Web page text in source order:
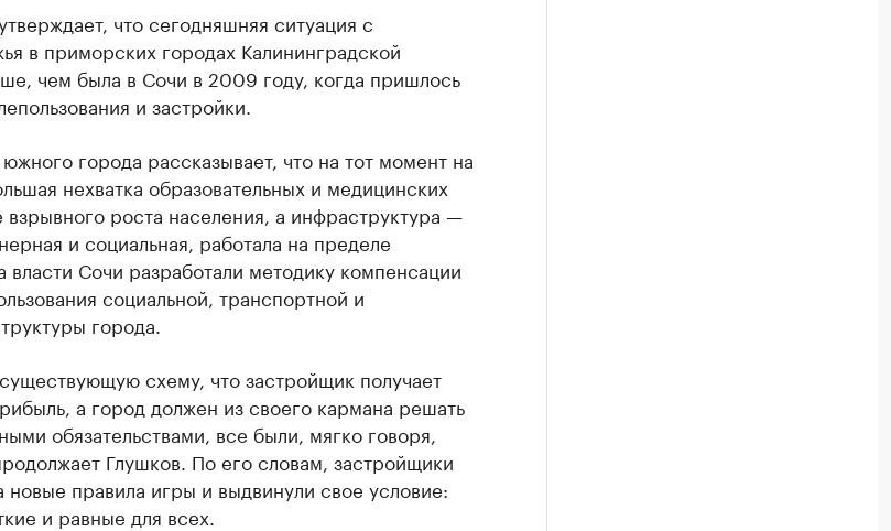
что сегодняшняя ситуация с
в приморских городах Калининградской
чем была в Сочи в 2009 году, когда пришлось
и застройки.
города рассказывает, что на тот момент на
нехватка образовательных и медицинских
роста населения, а инфраструктура —
и социальная, работала на пределе
власти Сочи разработали методику компенсации
социальной, транспортной и
города.
схему, что застройщик получает
а город должен из своего кармана решать
обязательствами, все были, мягко говоря,
Глушков. По его словам, застройщики
новые правила игры и выдвинули свое условие:
и равные для всех.